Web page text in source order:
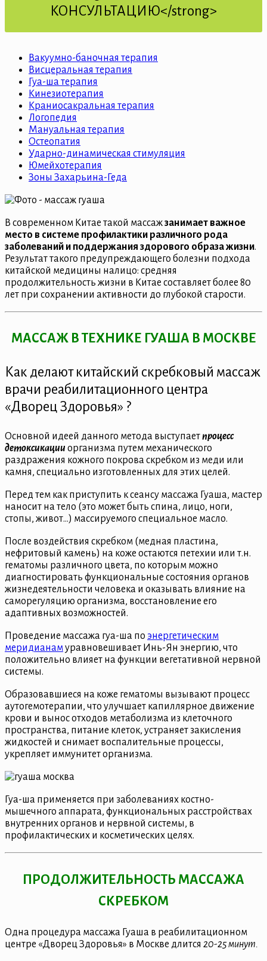
КОНСУЛЬТАЦИЮ</strong>
Вакуумно-баночная терапия
Висцеральная терапия
Гуа-ша терапия
Кинезиотерапия
Краниосакральная терапия
Логопедия
Мануальная терапия
Остеопатия
Ударно-динамическая стимуляция
Юмейхотерапия
Зоны Захарьина-Геда
В современном Китае такой массажзанимает важное
место в системе профилактики различного рода
заболеваний и поддержания здорового образа жизни.
Результат такого предупреждающего болезни подхода
китайской медицины налицо: средняя
продолжительность жизни в Китае составляет более 80
лет при сохранении активности до глубокой старости.
МАССАЖ В ТЕХНИКЕ ГУАША В МОСКВЕ
Как делают китайский скребковый массаж
врачи реабилитационного центра
«Дворец Здоровья» ?
Основной идеей данного метода выступаетпроцесс
детоксикации организма путем механического
раздражения кожного покрова скребком из меди или
камня, специально изготовленных для этих целей.
Перед тем как приступить к сеансу массажа Гуаша, мастер
наносит на тело (это может быть спина, лицо, ноги,
стопы, живот…) массируемого специальное масло.
После воздействия скребком (медная пластина,
нефритовый камень) на коже остаются петехии или т.н.
гематомы различного цвета, по которым можно
диагностировать функциональные состояния органов
жизнедеятельности человека и оказывать влияние на
саморегуляцию организма, восстановление его
адаптивных возможностей.
Проведение массажа гуа-ша по энергетическим
меридианамуравновешивает Инь-Ян энергию, что
положительно влияет на функции вегетативной нервной
системы.
Образовавшиеся на коже гематомы вызывают процесс
аутогемотерапии, что улучшает капиллярное движение
крови и вынос отходов метаболизма из клеточного
пространства, питание клеток, устраняет закисления
жидкостей и снимает воспалительные процессы,
укрепляет иммунитет организма.
Гуа-ша применяется при заболеваниях костно-
мышечного аппарата, функциональных расстройствах
внутренних органов и нервной системы, в
профилактических и косметических целях.
ПРОДОЛЖИТЕЛЬНОСТЬ МАССАЖА
СКРЕБКОМ
Одна процедура массажа Гуаша в реабилитационном
центре «Дворец Здоровья» в Москве длится 20-25 минут.